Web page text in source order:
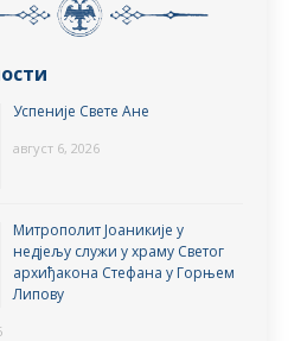
Успеније Свете Ане
август 6, 2026
Митрополит Јоаникије у
недјељу служи у храму Светог
архиђакона Стефана у Горњем
Липову